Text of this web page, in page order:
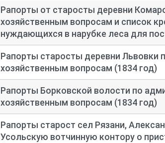
Рапорты от старосты деревни
хозяйственным вопросам и список
нуждающихся в нарубке леса для
Рапорты старосты деревни Львовки
хозяйственным вопросам (1834 год)
Рапорты Борковской волости по
хозяйственным вопросам (1834 год)
Рапорты старост сел Рязани,
Усольскую вотчинную контору о